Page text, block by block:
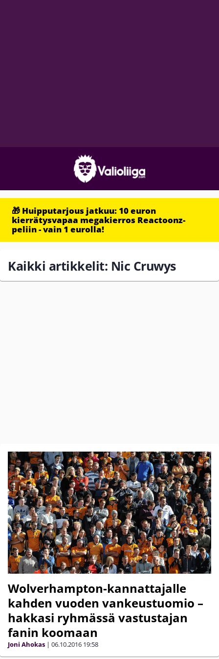
🎁 Huipputarjous jatkuu: 10 euron
kierrätysvapaa megakierros Reactoonz-
peliin - vain 1 eurolla!
Kaikki artikkelit: Nic Cruwys
Wolverhampton-kannattajalle
kahden vuoden vankeustuomio –
hakkasi ryhmässä vastustajan
fanin koomaan
Joni Ahokas | 06.10.2016 19:58